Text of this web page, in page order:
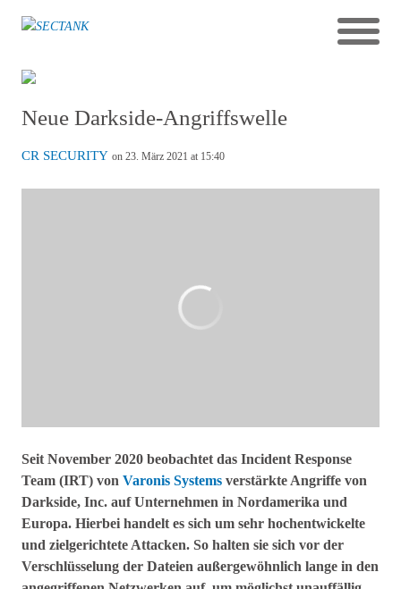
Neue Darkside-Angriffswelle
CR SECURITY on 23. März 2021 at 15:40
Seit November 2020 beobachtet das Incident Response
Team (IRT) von Varonis Systems verstärkte Angriffe von
Darkside, Inc. auf Unternehmen in Nordamerika und
Europa. Hierbei handelt es sich um sehr hochentwickelte
und zielgerichtete Attacken. So halten sie sich vor der
Verschlüsselung der Dateien außergewöhnlich lange in den